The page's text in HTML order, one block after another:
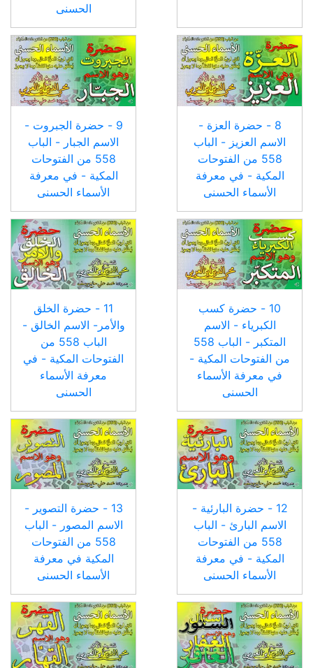
الحسنى
8 - حضرة العزة -
الاسم العزيز - الباب
558 من الفتوحات
المكية - في معرفة
الأسماء الحسنى
9 - حضرة الجبروت -
الاسم الجبار - الباب
558 من الفتوحات
المكية - في معرفة
الأسماء الحسنى
10 - حضرة كسب
الكبرياء - الاسم
المتكبر - الباب 558
من الفتوحات المكية -
في معرفة الأسماء
الحسنى
11 - حضرة الخلق
والأمر- الاسم الخالق -
الباب 558 من
الفتوحات المكية - في
معرفة الأسماء
الحسنى
12 - حضرة البارئية -
الاسم البارئ - الباب
558 من الفتوحات
المكية - في معرفة
الأسماء الحسنى
13 - حضرة التصوير -
الاسم المصور - الباب
558 من الفتوحات
المكية في معرفة
الأسماء الحسنى